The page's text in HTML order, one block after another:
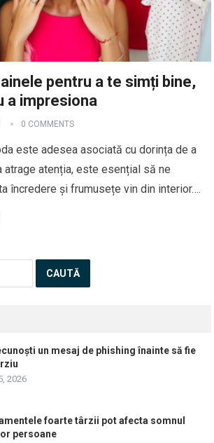
pentru a te simți bine,
a impresiona
0 COMMENTS
este adesea asociată cu dorința de a
atrage atenția, este esențial să ne
încredere și frumusețe vin din interior….
un mesaj de phishing înainte să fie
2026
foarte târzii pot afecta somnul
persoane